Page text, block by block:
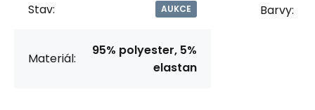
Stav: AUKCE
Materiál:
95% polyester, 5%
elastan
Barvy: